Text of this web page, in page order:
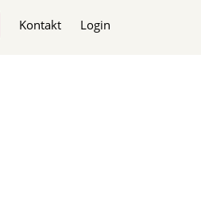
Kontakt Login